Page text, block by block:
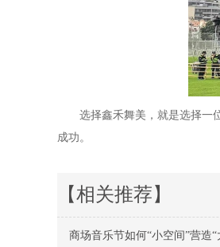
选择鑫禾舞美，就是选择一
成功。
【相关推荐】
商场音乐节如何“小空间”营造